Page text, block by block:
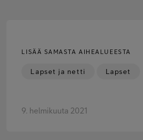
LISÄÄ SAMASTA AIHEALUEESTA
Lapset ja netti Lapset
9. helmikuuta 2021